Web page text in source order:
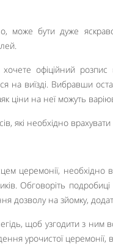
може бути дуже
офіційний
на виїзді. Вибравши
ціни на неї можуть
церемонії,
Обговоріть
дозволу на зйомку,
щоб узгодити з ним
урочистої церемонії,